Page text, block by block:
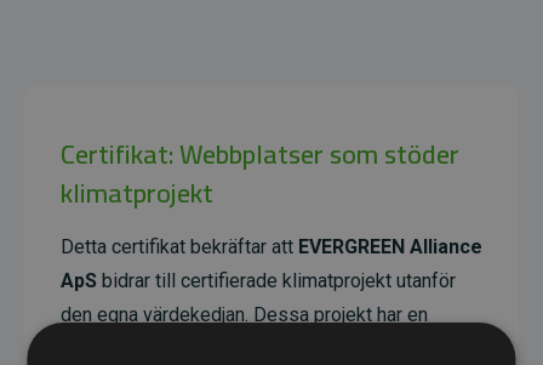
Certifikat: Webbplatser som stöder
klimatprojekt
Detta certifikat bekräftar att EVERGREEN Alliance
ApS bidrar till certifierade klimatprojekt utanför
den egna värdekedjan. Dessa projekt har en